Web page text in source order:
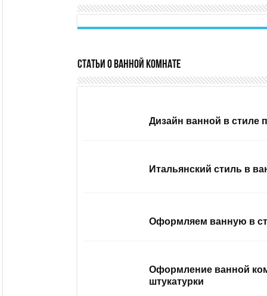
Статьи о ванной комнате
Дизайн ванной в стиле
Итальянский стиль в
Оформляем ванную в
Оформление ванной
штукатурки